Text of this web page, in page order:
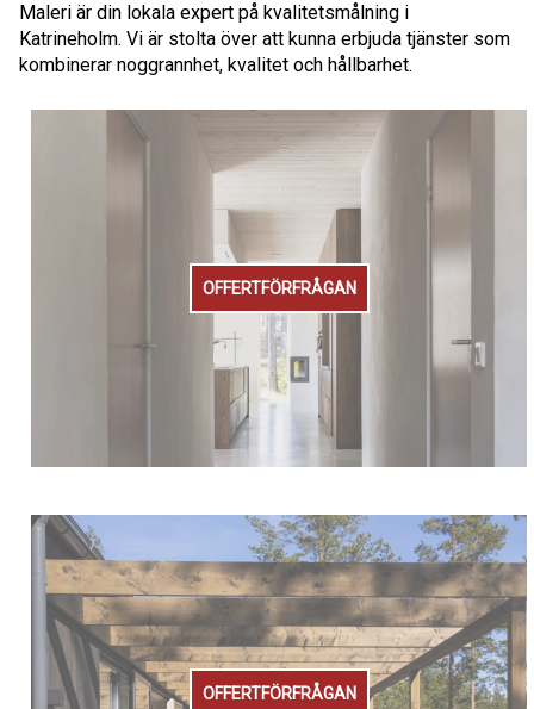
Maleri är din lokala expert på kvalitetsmålning i
Katrineholm. Vi är stolta över att kunna erbjuda tjänster som
kombinerar noggrannhet, kvalitet och hållbarhet.
OFFERTFÖRFRÅGAN
OFFERTFÖRFRÅGAN